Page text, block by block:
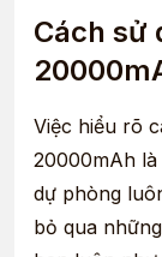
Cách sử
Việc hiểu rõ
20000mAh
dự phòng
bỏ qua